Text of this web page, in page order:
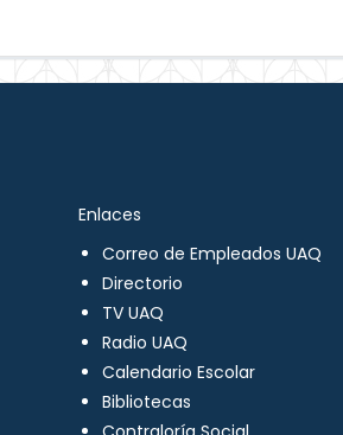
Enlaces
Correo de Empleados UAQ
Directorio
TV UAQ
Radio UAQ
Calendario Escolar
Bibliotecas